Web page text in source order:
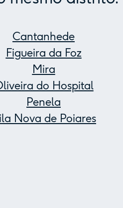
Cantanhede
Figueira da Foz
Mira
do Hospital
Penela
Nova de Poiares